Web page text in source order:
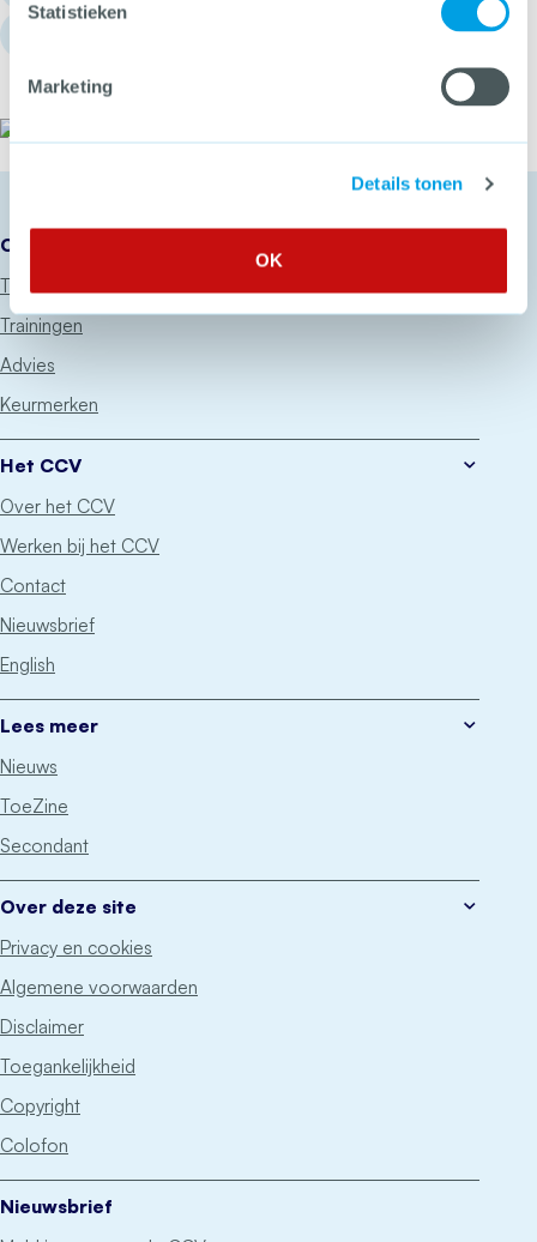
Statistieken
Marketing
Details tonen
OK
Het CCV
Onze diensten
Thema’s
Trainingen
Advies
Keurmerken
Het CCV
Over het CCV
Werken bij het CCV
Contact
Nieuwsbrief
English
Lees meer
Nieuws
ToeZine
Secondant
Over deze site
Privacy en cookies
Algemene voorwaarden
Disclaimer
Toegankelijkheid
Copyright
Colofon
Nieuwsbrief